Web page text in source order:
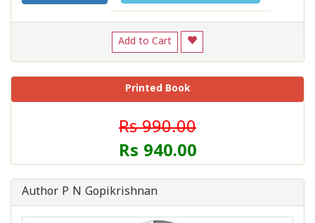
Add to Cart
Printed Book
Rs 990.00
Rs 940.00
Author P N Gopikrishnan